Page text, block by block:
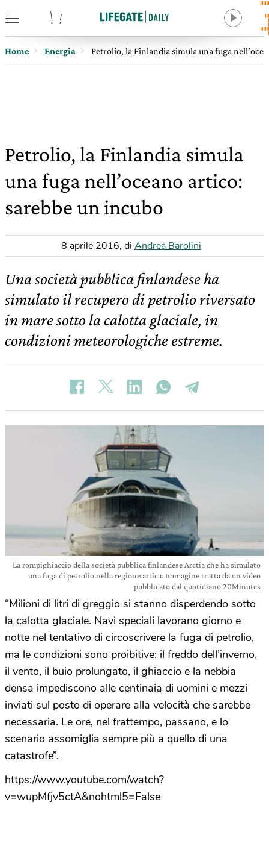
Home Energia Petrolio, la Finlandia simula una fuga
Petrolio, la Finlandia simula
una fuga nell’oceano artico:
sarebbe un incubo
8 aprile 2016, di Andrea Barolini
Una società pubblica finlandese ha
simulato il recupero di petrolio riversato
in mare sotto la calotta glaciale, in
condizioni meteorologiche estreme.
La rompighiaccio della società pubblica finlandese Arctia che ha simulato
una fuga di petrolio nella regione artica. Immagine tratta da un video
pubblicato dal quotidiano 20Minutes
“Milioni di litri di greggio si stanno disperdendo sotto
la calotta glaciale. Navi speciali lavorano giorno e
notte nel tentativo di circoscrivere la fuga di petrolio,
ma le condizioni sono proibitive: il freddo dell’inverno,
il vento, il buio prolungato, il ghiaccio e la nebbia
densa impediscono alle centinaia di uomini e mezzi
inviati sul posto di operare alla velocità che sarebbe
necessaria. Le ore, nel frattempo, passano, e lo
scenario assomiglia sempre più a quello di una
catastrofe”.
https://www.youtube.com/watch?
v=wupMfjv5ctA&nohtml5=False